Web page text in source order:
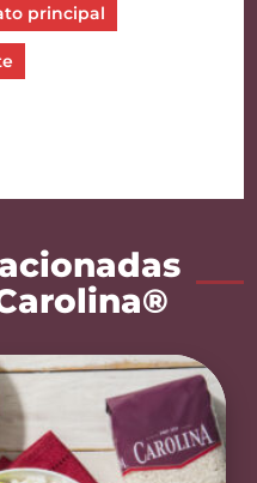
principal